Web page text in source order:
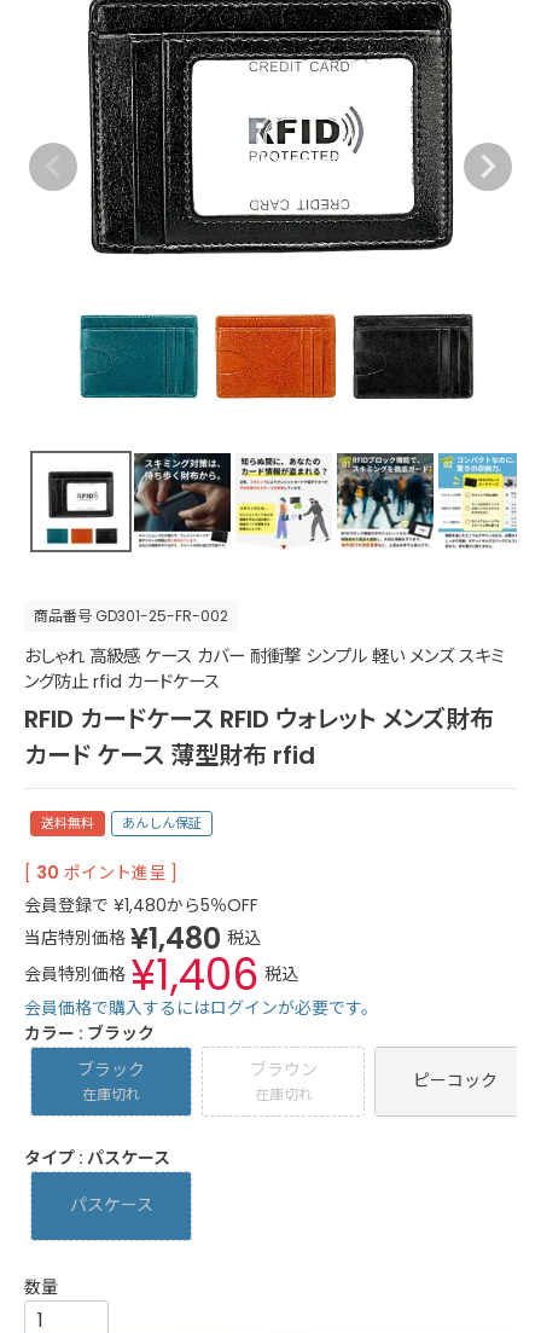
商品番号 GD301-25-FR-002
おしゃれ 高級感 ケース カバー 耐衝撃 シンプル 軽い メンズ スキミ
ング防止 rfid カードケース
RFID カードケース RFID ウォレット メンズ財布
カード ケース 薄型財布 rfid
送料無料 あんしん保証
[ 30 ポイント進呈 ]
会員登録で ¥1,480から5％OFF
当店特別価格 ¥1,480 税込
会員特別価格 ¥1,406 税込
会員価格で購入するにはログインが必要です。
カラー ブラック
ブラック
在庫切れ
ブラウン
在庫切れ
ピーコック
タイプ パスケース
パスケース